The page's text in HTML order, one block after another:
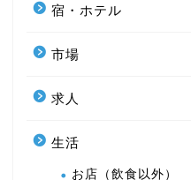
宿・ホテル
市場
求人
生活
お店（飲食以外）